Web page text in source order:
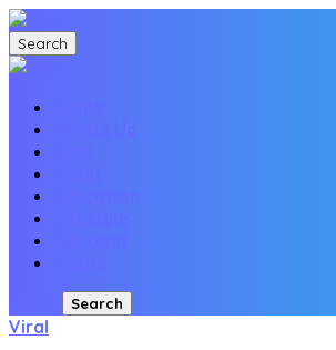
Search
Search
Viral